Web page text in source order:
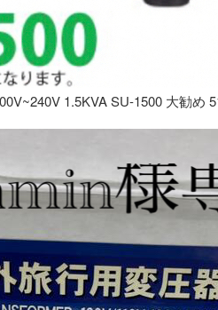
1.5KVA SU-1500 大勧め